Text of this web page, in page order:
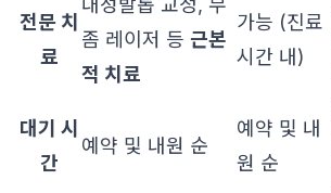
전문 치
료
내성발톱 교정, 무
좀 레이저 등 근본
적 치료
가능 (진료
시간 내)
대기 시
간
예약 및 내원 순
예약 및 내
원 순